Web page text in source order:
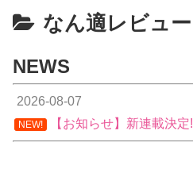
なん適レビュー
NEWS
2026-08-07
NEW! 【お知らせ】新連載決